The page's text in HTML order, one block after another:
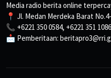
Media radio berita online
📍 Jl. Medan Merdeka Barat
📞 +6221 350 0584, +6221 351 1086
📩 Pemberitaan: